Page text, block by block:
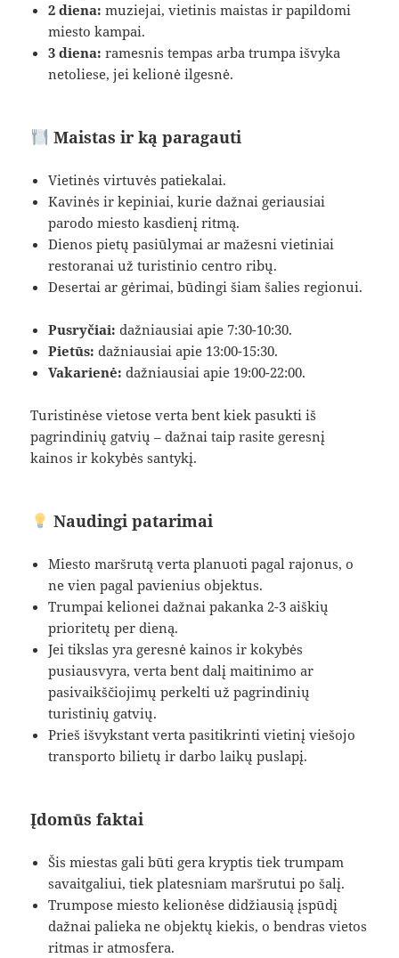
2 diena: muziejai, vietinis maistas ir papildomi
miesto kampai.
3 diena: ramesnis tempas arba trumpa išvyka
netoliese, jei kelionė ilgesnė.
Maistas ir ką paragauti
Vietinės virtuvės patiekalai.
Kavinės ir kepiniai, kurie dažnai geriausiai
parodo miesto kasdienį ritmą.
Dienos pietų pasiūlymai ar mažesni vietiniai
restoranai už turistinio centro ribų.
Desertai ar gėrimai, būdingi šiam šalies regionui.
Pusryčiai: dažniausiai apie 7:30-10:30.
Pietūs: dažniausiai apie 13:00-15:30.
Vakarienė: dažniausiai apie 19:00-22:00.
Turistinėse vietose verta bent kiek pasukti iš
pagrindinių gatvių – dažnai taip rasite geresnį
kainos ir kokybės santykį.
Naudingi patarimai
Miesto maršrutą verta planuoti pagal rajonus, o
ne vien pagal pavienius objektus.
Trumpai kelionei dažnai pakanka 2-3 aiškių
prioritetų per dieną.
Jei tikslas yra geresnė kainos ir kokybės
pusiausvyra, verta bent dalį maitinimo ar
pasivaikščiojimų perkelti už pagrindinių
turistinių gatvių.
Prieš išvykstant verta pasitikrinti vietinį viešojo
transporto bilietų ir darbo laikų puslapį.
Įdomūs faktai
Šis miestas gali būti gera kryptis tiek trumpam
savaitgaliui, tiek platesniam maršrutui po šalį.
Trumpose miesto kelionėse didžiausią įspūdį
dažnai palieka ne objektų kiekis, o bendras vietos
ritmas ir atmosfera.